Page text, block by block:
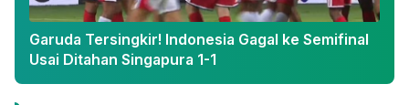
Garuda Tersingkir! Indonesia Gagal ke Semifinal
Usai Ditahan Singapura 1-1